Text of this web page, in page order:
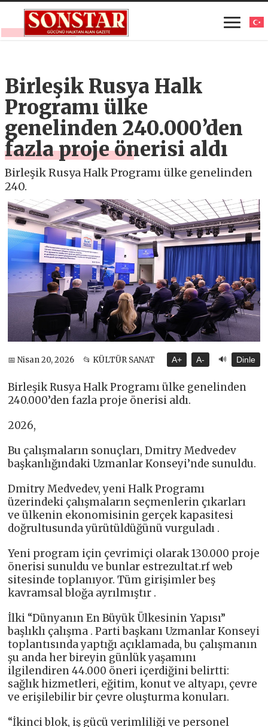
Birleşik Rusya Halk
Programı ülke
genelinden 240.000’den
fazla proje önerisi aldı
Birleşik Rusya Halk Programı ülke genelinden
240.
📅 Nisan 20, 2026 📂 KÜLTÜR SANAT A+ A- 🔊 Dinle
Birleşik Rusya Halk Programı ülke genelinden
240.000’den fazla proje önerisi aldı.
2026,
Bu çalışmaların sonuçları, Dmitry Medvedev
başkanlığındaki Uzmanlar Konseyi’nde sunuldu.
Dmitry Medvedev, yeni Halk Programı
üzerindeki çalışmaların seçmenlerin çıkarları
ve ülkenin ekonomisinin gerçek kapasitesi
doğrultusunda yürütüldüğünü vurguladı .
Yeni program için çevrimiçi olarak 130.000 proje
önerisi sunuldu ve bunlar estrezultat.rf web
sitesinde toplanıyor. Tüm girişimler beş
kavramsal bloğa ayrılmıştır .
İlki “Dünyanın En Büyük Ülkesinin Yapısı”
başlıklı çalışma . Parti başkanı Uzmanlar Konseyi
toplantısında yaptığı açıklamada, bu çalışmanın
şu anda her bireyin günlük yaşamını
ilgilendiren 44.000 öneri içerdiğini belirtti:
sağlık hizmetleri, eğitim, konut ve altyapı, çevre
ve erişilebilir bir çevre oluşturma konuları.
“İkinci blok, iş gücü verimliliği ve personel